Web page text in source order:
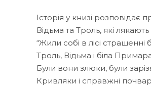
Історія у книзі
Відьма та Троль, які
“Жили собі в лісі страшенні
Троль, Відьма і біла
Були вони злюки, були
Кривляки і справжні